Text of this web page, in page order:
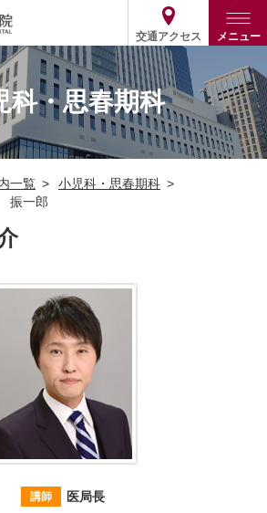
交通アクセス メニュー
検索
3342-6111
科・思春期科
一覧
小児科・思春期科
振一郎
講師 医局長